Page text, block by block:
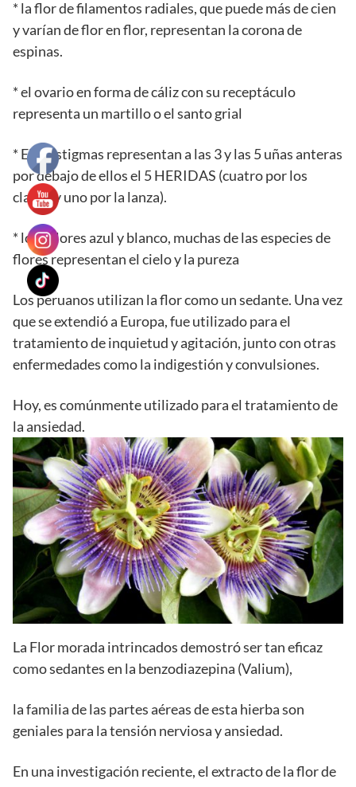
* la flor de filamentos radiales, que puede más de cien
y varían de flor en flor, representan la corona de
espinas.
* el ovario en forma de cáliz con su receptáculo
representa un martillo o el santo grial
* EL 3 estigmas representan a las 3 y las 5 uñas anteras
por debajo de ellos el 5 HERIDAS (cuatro por los
clavos y uno por la lanza).
* los colores azul y blanco, muchas de las especies de
flores representan el cielo y la pureza
Los peruanos utilizan la flor como un sedante. Una vez
que se extendió a Europa, fue utilizado para el
tratamiento de inquietud y agitación, junto con otras
enfermedades como la indigestión y convulsiones.
Hoy, es comúnmente utilizado para el tratamiento de
la ansiedad.
La Flor morada intrincados demostró ser tan eficaz
como sedantes en la benzodiazepina (Valium),
la familia de las partes aéreas de esta hierba son
geniales para la tensión nerviosa y ansiedad.
En una investigación reciente, el extracto de la flor de